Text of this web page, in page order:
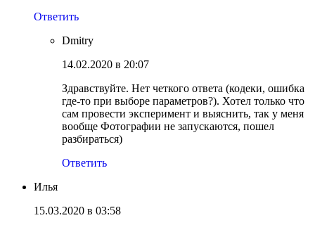
Ответить
Dmitry
14.02.2020 в 20:07
Здравствуйте. Нет четкого ответа (кодеки, ошибка
где-то при выборе параметров?). Хотел только что
сам провести эксперимент и выяснить, так у меня
вообще Фотографии не запускаются, пошел
разбираться)
Ответить
Илья
15.03.2020 в 03:58